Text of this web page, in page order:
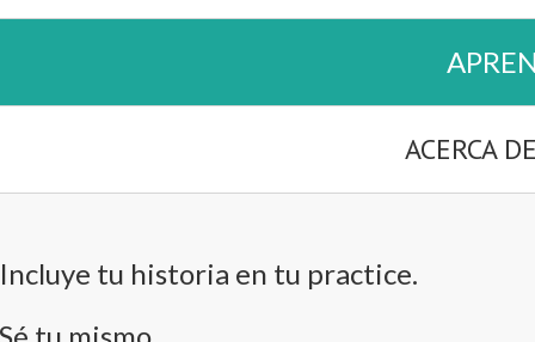
ACERCA
tu historia en tu practice.
tu mismo.